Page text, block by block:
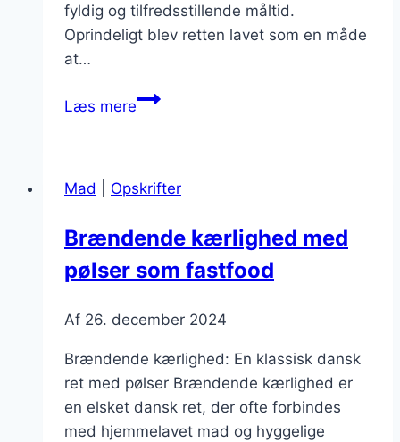
fyldig og tilfredsstillende måltid.
Oprindeligt blev retten lavet som en måde
at…
Læs mereBrændende
tilføj
Mad Opskrifter
Brændende kærlighed med
pølser som fastfood
Af 26. december 2024
Brændende kærlighed: En klassisk dansk
ret med pølser Brændende kærlighed er
en elsket dansk ret, der ofte forbindes
med hjemmelavet mad og hyggelige